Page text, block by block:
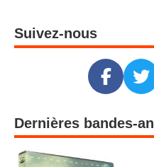
Suivez-nous
Dernières bandes-